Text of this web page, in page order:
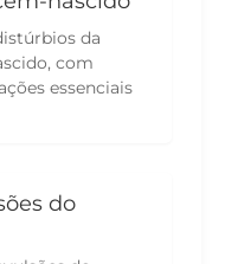
da
com
essenciais
do